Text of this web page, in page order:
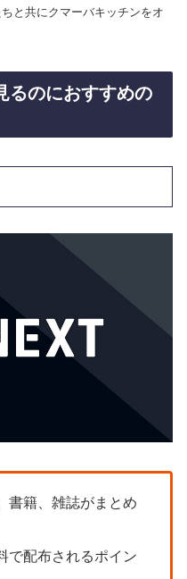
と共にクマーバキッチンをオ
るのにおすすめの
書籍、雑誌がまとめ
で配布されるポイン